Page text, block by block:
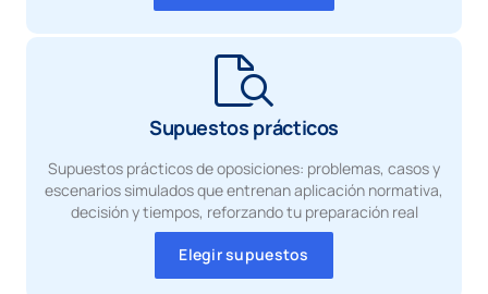
Supuestos prácticos
Supuestos prácticos de oposiciones: problemas, casos y
escenarios simulados que entrenan aplicación normativa,
decisión y tiempos, reforzando tu preparación real
Elegir supuestos